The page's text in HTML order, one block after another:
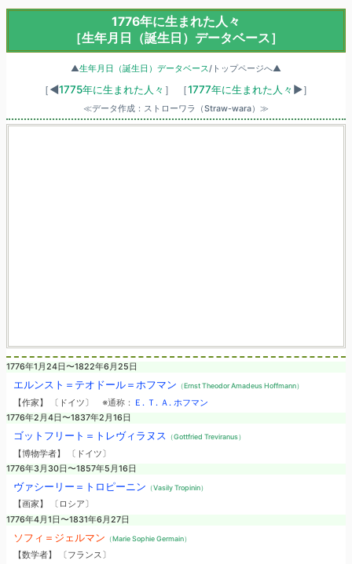
1776年に生まれた人々
［生年月日（誕生日）データベース］
▲生年月日（誕生日）データベース/トップページへ▲
［◀1775年に生まれた人々 ］ ［1777年に生まれた人々 ▶］
≪データ作成：ストローワラ（Straw-wara）≫
1776年1月24日〜1822年6月25日
エルンスト＝テオドール＝ホフマン （Ernst Theodor Amadeus Hoffmann）
【作家】 〔ドイツ〕 ※通称：
Ｅ. Ｔ. Ａ. ホフマン
1776年2月4日〜1837年2月16日
ゴットフリート＝トレヴィラヌス （Gottfried Treviranus）
【博物学者】 〔ドイツ〕
1776年3月30日〜1857年5月16日
ヴァシーリー＝トロピーニン （Vasily Tropinin）
【画家】 〔ロシア〕
1776年4月1日〜1831年6月27日
ソフィ＝ジェルマン （Marie Sophie Germain）
【数学者】 〔フランス〕